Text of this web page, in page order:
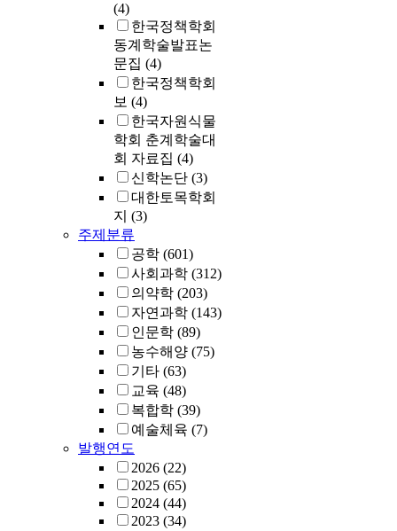
(4)
한국정책학회
동계학술발표논
문집 (4)
한국정책학회
보 (4)
한국자원식물
학회 춘계학술대
회 자료집 (4)
신학논단 (3)
대한토목학회
지 (3)
주제분류
공학 (601)
사회과학 (312)
의약학 (203)
자연과학 (143)
인문학 (89)
농수해양 (75)
기타 (63)
교육 (48)
복합학 (39)
예술체육 (7)
발행연도
2026 (22)
2025 (65)
2024 (44)
2023 (34)